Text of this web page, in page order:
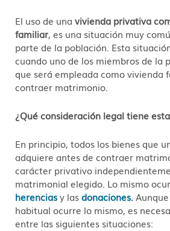
El uso de una vivienda privativa
familiar, es una situación muy
parte de la población. Esta
cuando uno de los miembros de la
que será empleada como vivienda
contraer matrimonio.
¿Qué consideración legal tiene
En principio, todos los bienes que
adquiere antes de contraer
carácter privativo
matrimonial elegido. Lo mismo
herenciasy lasdonaciones.
habitual ocurre lo mismo, es
entre las siguientes situaciones: